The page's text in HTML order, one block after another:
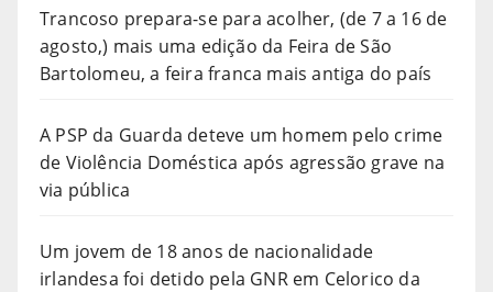
Trancoso prepara-se para acolher, (de 7 a 16 de
agosto,) mais uma edição da Feira de São
Bartolomeu, a feira franca mais antiga do país
A PSP da Guarda deteve um homem pelo crime
de Violência Doméstica após agressão grave na
via pública
Um jovem de 18 anos de nacionalidade
irlandesa foi detido pela GNR em Celorico da